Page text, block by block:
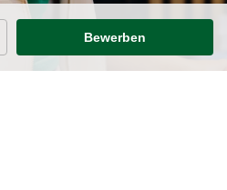
Bewerben